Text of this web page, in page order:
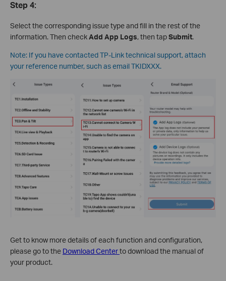
Step 4:
Select the corresponding issue type and fill in the rest of the
information. Then checkAdd App Logs, then tapSubmit.
Note: If you have contacted TP-Link technical support, attach
your reference number, such as email TKIDXXX.
Get to know more details of each function and configuration,
please go to the Download Centerto download the manual of
your product.